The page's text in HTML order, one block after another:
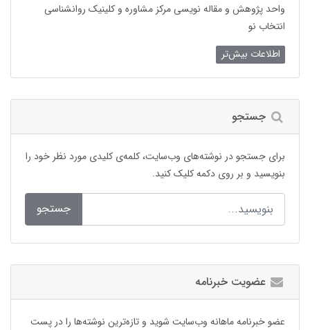
واحد پژوهش و مقاله نویسی مرکز مشاوره و کلینیک روانشناسی
انتخاب نو
اطلاعات بیش‌تر
جستجو
برای جستجو در نوشته‌های وب‌سایت، کلمه‌ی کلیدی مورد نظر خود را
بنویسید و بر روی دکمه کلیک کنید.
جستجو
عضویت خبرنامه
عضو خبرنامه ماهانه وب‌سایت شوید و تازه‌ترین نوشته‌ها را در پست